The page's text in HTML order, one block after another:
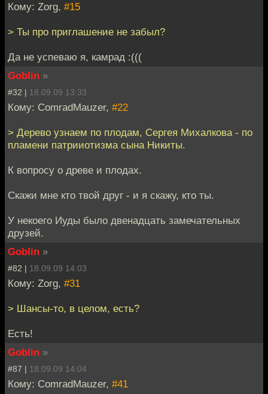
Кому: Zorg, #15
> Ты про приглашение не забыл?
Да не успеваю я, камрад :(((
Goblin »
#32 | 18.09.09 13:33
Кому: ComradMauzer, #22
> Дерево узнаем по плодам, Сергея Михалкова - по
пламени патрииотизма сына Никиты.
К вопросу о древе и плодах.
Скажи мне кто твой друг - и я скажу, кто ты.
У некоего Иуды было двенадцать замечательных
друзей.
Goblin »
#82 | 18.09.09 14:03
Кому: Zorg, #31
> Шансы-то, в целом, есть?
Есть!
Goblin »
#87 | 18.09.09 14:04
Кому: ComradMauzer, #41